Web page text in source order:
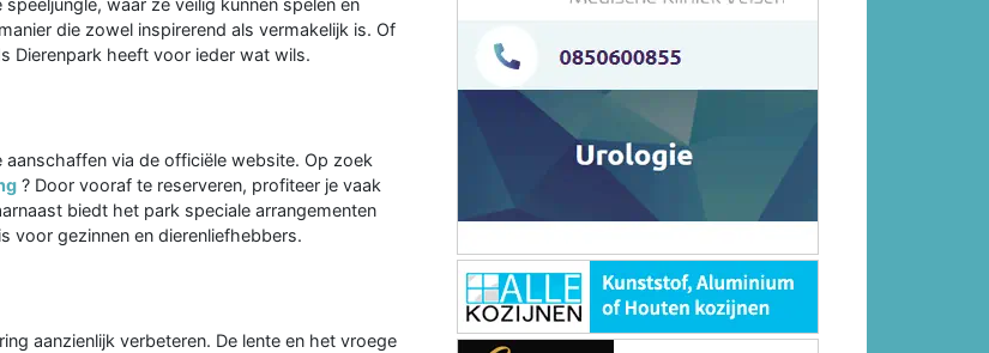
die zowel inspirerend als vermakelijk is. Of
Dierenpark heeft voor ieder wat wils.
via de officiële website. Op zoek
? Door vooraf te reserveren, profiteer je vaak
biedt het park speciale arrangementen
voor gezinnen en dierenliefhebbers.
aanzienlijk verbeteren. De lente en het vroege